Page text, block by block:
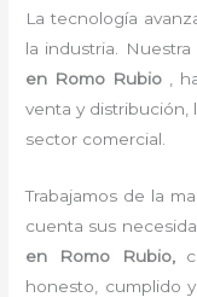
La tecnología
la industria.
en Romo Rubio
,
venta y
sector comercial.
Trabajamos de la
cuenta sus
en Romo Rubio,
honesto, cumplido